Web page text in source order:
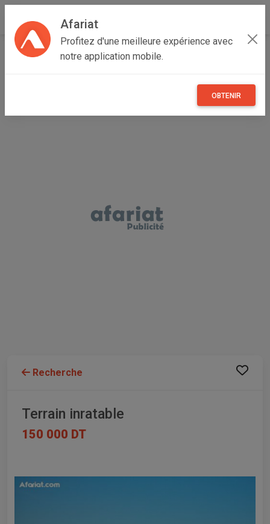
Afariat
Profitez d'une meilleure expérience avec
notre application mobile.
OBTENIR
Accueil Immobilier Cap bon - Sahel
Recherche
Terrain inratable
150 000 DT